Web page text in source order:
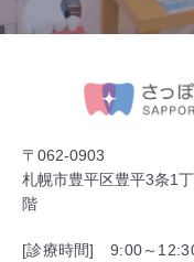
〒062-0903
札幌市豊平区豊平3条1
階
[診療時間]
9:00～